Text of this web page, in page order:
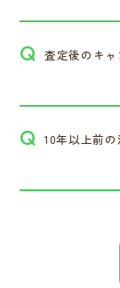
Q 査定後のキャ
Q 10年以上前